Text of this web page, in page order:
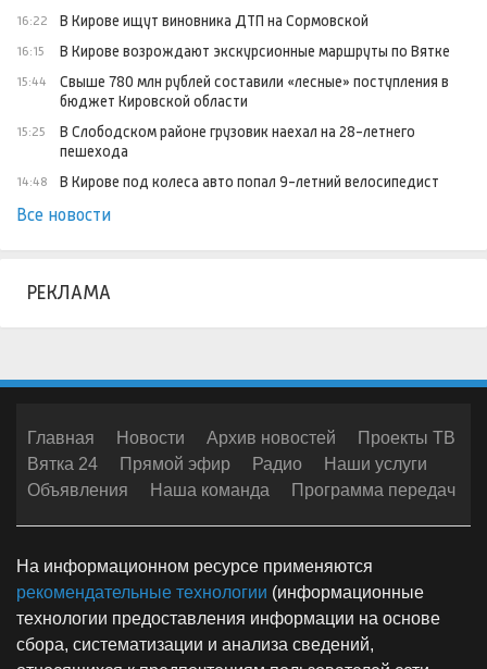
16:22 В Кирове ищут виновника ДТП на Сормовской
16:15 В Кирове возрождают экскурсионные маршруты по Вятке
15:44
Свыше 780 млн рублей составили «лесные» поступления в
бюджет Кировской области
15:25
В Слободском районе грузовик наехал на 28-летнего
пешехода
14:48 В Кирове под колеса авто попал 9-летний велосипедист
Все новости
РЕКЛАМА
Главная Новости Архив новостей
Проекты ТВ
Вятка 24
Прямой эфир Радио
Наши услуги
Объявления
Наша команда Программа передач
На информационном ресурсе применяются
рекомендательные технологии (информационные
технологии предоставления информации на основе
сбора, систематизации и анализа сведений,